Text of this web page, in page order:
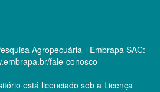
Agropecuária - Embrapa SAC:
fale-conosco
está licenciado sob a Licença